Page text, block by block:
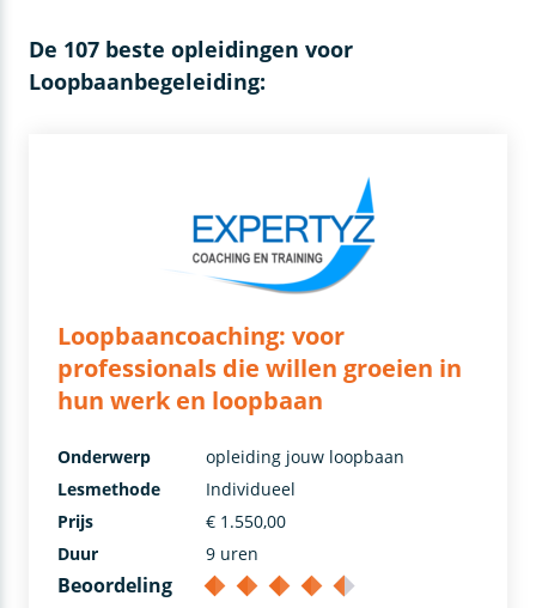
De 107 beste opleidingen voor
Loopbaanbegeleiding:
Loopbaancoaching: voor
professionals die willen groeien in
hun werk en loopbaan
Onderwerp
opleiding jouw loopbaan
Lesmethode
Individueel
Prijs
€ 1.550,00
Duur
9 uren
Beoordeling